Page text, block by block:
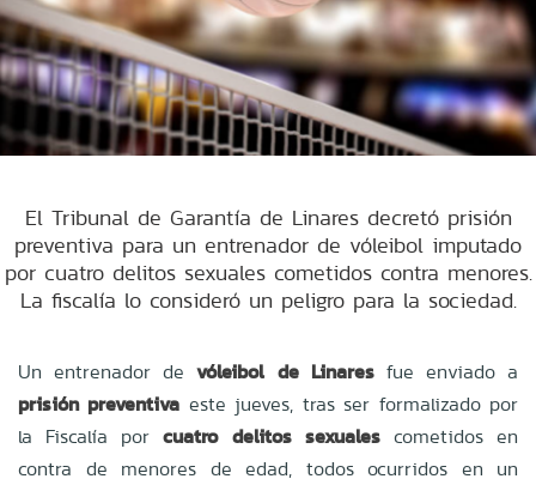
El Tribunal de Garantía de Linares decretó prisión
preventiva para un entrenador de vóleibol imputado
por cuatro delitos sexuales cometidos contra menores.
La fiscalía lo consideró un peligro para la sociedad.
Un entrenador devóleibol de Linaresfue enviado a
prisión preventiva este jueves, tras ser formalizado por
la Fiscalía porcuatro delitos sexualescometidos en
contra de menores de edad, todos ocurridos en un